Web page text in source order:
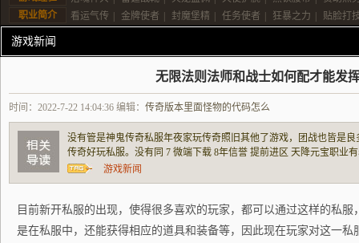
职业简介
看运气传 金牌使者 封魔堡精 任务使者 狂暴之力 贴脸打
游戏新闻
无限法则法师和战士如何配才能发
时间：2022-7-22 14:04:36 编辑： 传奇版本里面怪物的代码怎么
没有管是神鬼传奇私服年夜家玩传奇照旧其他了游戏，团战也皆是
传奇好玩私服。没有同 7 微端下载 8年信誉 提前进区 天降元宝职业
共同，各自阐扬本送≮2021新.版≯本命战宠人了上风，如许天然也便
率。固然了，正在游戏中战没有同了职业
游戏新闻
目前新开私服的出现，使得很多喜欢的玩家，都可以通过这样的私
是在私服中，还能获得相应的道具和装备等，因此现在玩家对这一